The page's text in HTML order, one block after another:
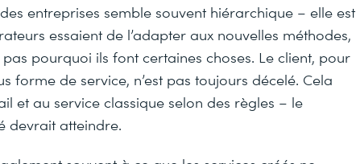
des entreprises semble souvent hiérarchique – elle est
essaient de l’adapter aux nouvelles méthodes,
pourquoi ils font certaines choses. Le client, pour
forme de service, n’est pas toujours décelé. Cela
et au service classique selon des règles – le
devrait atteindre.